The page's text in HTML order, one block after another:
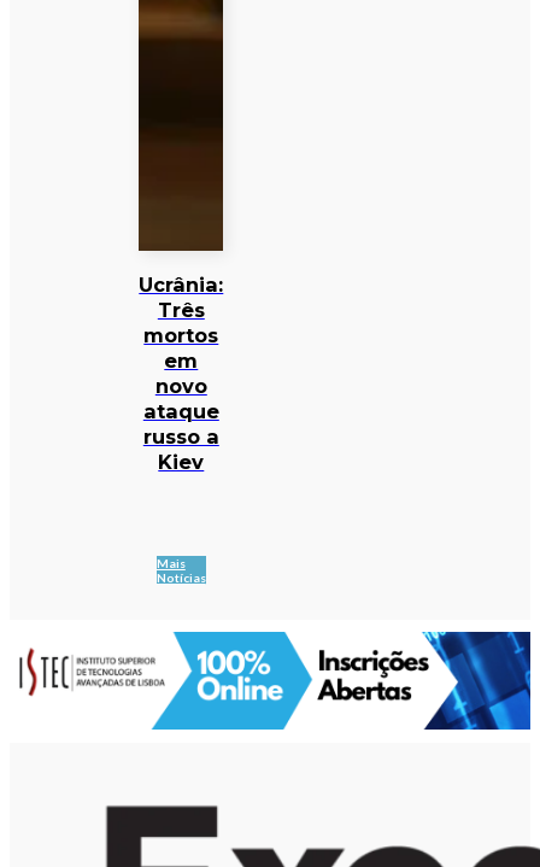
Ucrânia:
Três
mortos
em
novo
ataque
russo a
Kiev
Mais
Notícias